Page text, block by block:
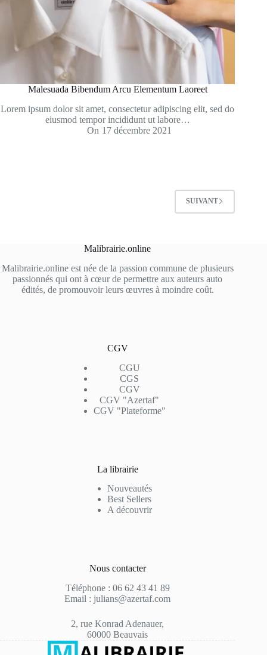
Malesuada Bibendum Arcu Elementum Laoreet
Lorem ipsum dolor sit amet, consectetur adipiscing elit, sed do
eiusmod tempor incididunt ut labore…
On 17 décembre 2021
SUIVANT
Malibrairie.online
Malibrairie.online est née de la passion commune de plusieurs
passionnés qui ont à cœur de permettre aux auteurs auto
édités, de promouvoir leurs œuvres à moindre coût.
CGV
CGU
CGS
CGV
CGV "Azertaf"
CGV "Plateforme"
La librairie
Nouveautés
Best Sellers
A découvrir
Nous contacter
Téléphone : 06 62 43 41 89
Email : julians@azertaf.com
2, rue Konrad Adenauer,
60000 Beauvais